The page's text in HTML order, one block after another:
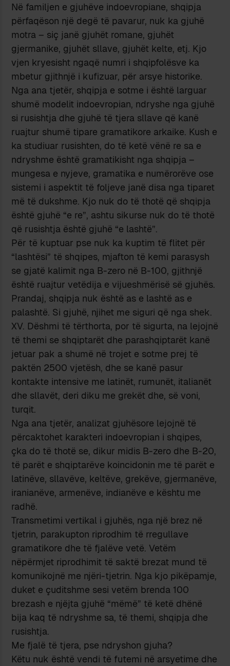
Në familjen e gjuhëve indoevropiane, shqipja
përfaqëson një degë të pavarur, nuk ka gjuhë
motra – siç janë gjuhët romane, gjuhët
gjermanike, gjuhët sllave, gjuhët kelte, etj. Kjo
vjen kryesisht ngaqë numri i shqipfolësve ka
mbetur gjithnjë i kufizuar, për arsye historike.
Nga ana tjetër, shqipja e sotme i është larguar
shumë modelit indoevropian, ndryshe nga gjuhë
si rusishtja dhe gjuhë të tjera sllave që kanë
ruajtur shumë tipare gramatikore arkaike. Kush e
ka studiuar rusishten, do të ketë vënë re sa e
ndryshme është gramatikisht nga shqipja –
mungesa e nyjeve, gramatika e numërorëve ose
sistemi i aspektit të foljeve janë disa nga tiparet
më të dukshme. Kjo nuk do të thotë që shqipja
është gjuhë “e re”, ashtu sikurse nuk do të thotë
që rusishtja është gjuhë “e lashtë”.
Për të kuptuar pse nuk ka kuptim të flitet për
“lashtësi” të shqipes, mjafton të kemi parasysh
se gjatë kalimit nga B-zero në B-100, gjithnjë
është ruajtur vetëdija e vijueshmërisë së gjuhës.
Prandaj, shqipja nuk është as e lashtë as e
palashtë. Si gjuhë, njihet me siguri që nga shek.
XV. Dëshmi të tërthorta, por të sigurta, na lejojnë
të themi se shqiptarët dhe parashqiptarët kanë
jetuar pak a shumë në trojet e sotme prej të
paktën 2500 vjetësh, dhe se kanë pasur
kontakte intensive me latinët, rumunët, italianët
dhe sllavët, deri diku me grekët dhe, së voni,
turqit.
Nga ana tjetër, analizat gjuhësore lejojnë të
përcaktohet karakteri indoevropian i shqipes,
çka do të thotë se, dikur midis B-zero dhe B-20,
të parët e shqiptarëve koincidonin me të parët e
latinëve, sllavëve, keltëve, grekëve, gjermanëve,
iranianëve, armenëve, indianëve e kështu me
radhë.
Transmetimi vertikal i gjuhës, nga një brez në
tjetrin, parakupton riprodhim të rregullave
gramatikore dhe të fjalëve vetë. Vetëm
nëpërmjet riprodhimit të saktë brezat mund të
komunikojnë me njëri-tjetrin. Nga kjo pikëpamje,
duket e çuditshme sesi vetëm brenda 100
brezash e njëjta gjuhë “mëmë” të ketë dhënë
bija kaq të ndryshme sa, të themi, shqipja dhe
rusishtja.
Me fjalë të tjera, pse ndryshon gjuha?
Këtu nuk është vendi të futemi në arsyetime dhe